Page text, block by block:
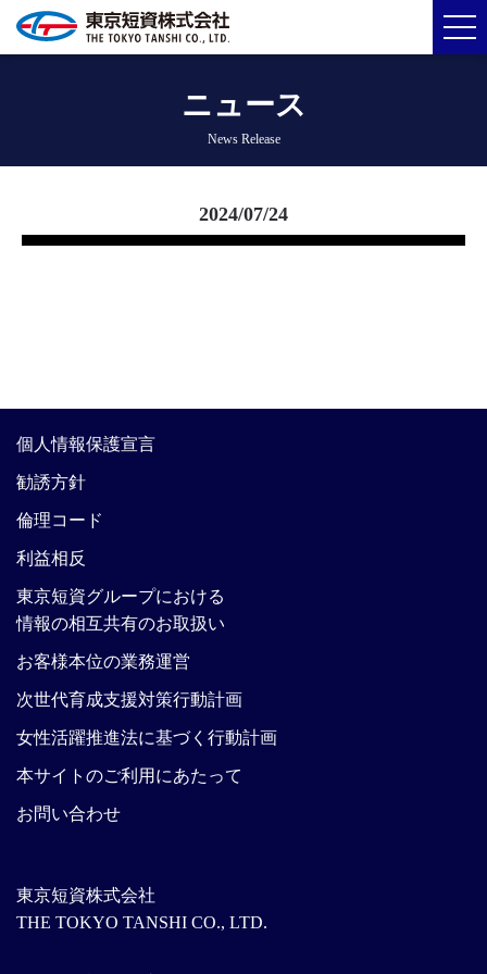
ニュース
News Release
2024/07/24
東京短資株式会社
THE TOKYO TANSHI CO., LTD.
個人情報保護宣言
勧誘方針
倫理コード
利益相反
東京短資グループにおける
情報の相互共有のお取扱い
お客様本位の業務運営
次世代育成支援対策行動計画
女性活躍推進法に基づく行動計画
本サイトのご利用にあたって
お問い合わせ